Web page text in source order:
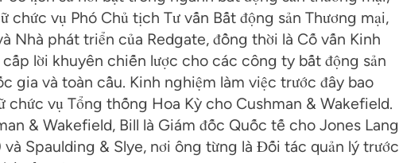
chức vụ Phó Chủ tịch Tư vấn Bất động sản Thương mại,
Nhà phát triển của Redgate, đồng thời là Cố vấn Kinh
lời khuyên chiến lược cho các công ty bất động sản
gia và toàn cầu. Kinh nghiệm làm việc trước đây bao
chức vụ Tổng thống Hoa Kỳ cho Cushman & Wakefield.
& Wakefield, Bill là Giám đốc Quốc tế cho Jones Lang
và Spaulding & Slye, nơi ông từng là Đối tác quản lý trước